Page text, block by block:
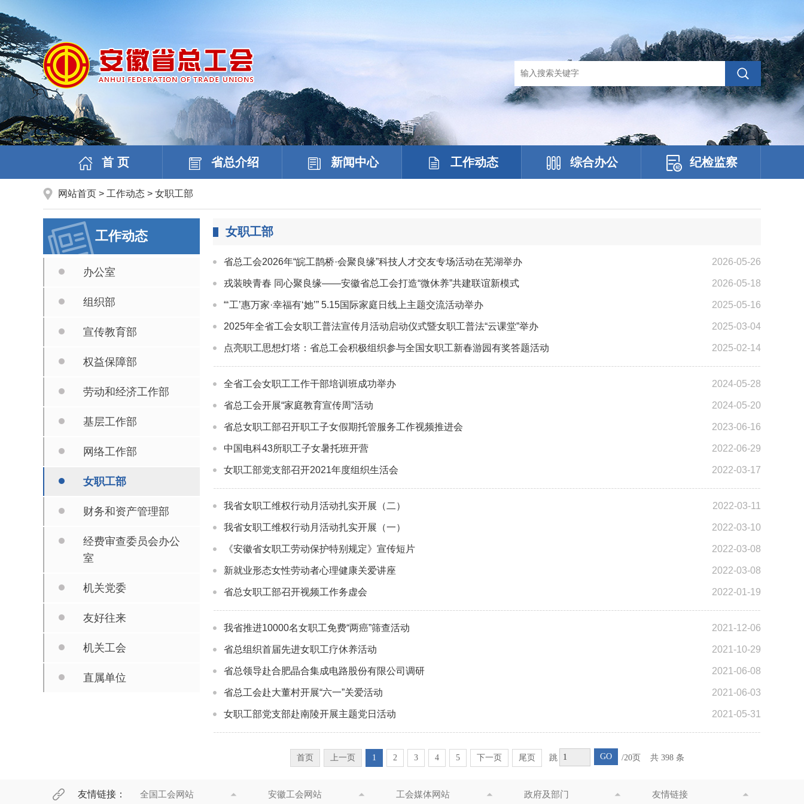
首 页 省总介绍 新闻中心 工作动态 综合办公 纪检监察
网站首页 > 工作动态 > 女职工部
工作动态
办公室
组织部
宣传教育部
权益保障部
劳动和经济工作部
基层工作部
网络工作部
女职工部
财务和资产管理部
经费审查委员会办公
室
机关党委
友好往来
机关工会
直属单位
女职工部
2026-05-26
省总工会2026年“皖工鹊桥·会聚良缘”科技人才交友专场活动在芜湖举办
2026-05-18
戎装映青春 同心聚良缘——安徽省总工会打造“微休养”共建联谊新模式
2025-05-16
“‘工’惠万家·幸福有‘她’” 5.15国际家庭日线上主题交流活动举办
2025-03-04
2025年全省工会女职工普法宣传月活动启动仪式暨女职工普法“云课堂”举办
2025-02-14
点亮职工思想灯塔：省总工会积极组织参与全国女职工新春游园有奖答题活动
2024-05-28
全省工会女职工工作干部培训班成功举办
2024-05-20
省总工会开展“家庭教育宣传周”活动
2023-06-16
省总女职工部召开职工子女假期托管服务工作视频推进会
2022-06-29
中国电科43所职工子女暑托班开营
2022-03-17
女职工部党支部召开2021年度组织生活会
2022-03-11
我省女职工维权行动月活动扎实开展（二）
2022-03-10
我省女职工维权行动月活动扎实开展（一）
2022-03-08
《安徽省女职工劳动保护特别规定》宣传短片
2022-03-08
新就业形态女性劳动者心理健康关爱讲座
2022-01-19
省总女职工部召开视频工作务虚会
2021-12-06
我省推进10000名女职工免费“两癌”筛查活动
2021-10-29
省总组织首届先进女职工疗休养活动
2021-06-08
省总领导赴合肥晶合集成电路股份有限公司调研
2021-06-03
省总工会赴大董村开展“六一”关爱活动
2021-05-31
女职工部党支部赴南陵开展主题党日活动
首页 上一页 1 2 3 4 5 下一页 尾页 跳 GO /20页 共 398 条
友情链接： 全国工会网站 安徽工会网站 工会媒体网站 政府及部门 友情链接